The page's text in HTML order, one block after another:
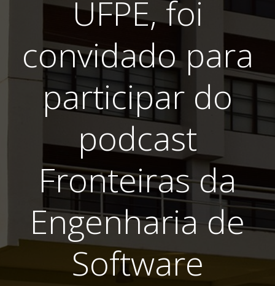
UFPE, foi
convidado para
participar do
podcast
Fronteiras da
Engenharia de
Software